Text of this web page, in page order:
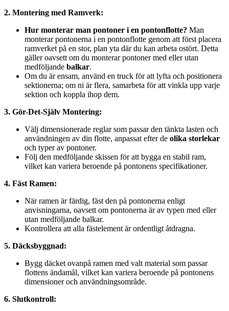
2. Montering med Ramverk:
Hur monterar man pontoner i en pontonflotte? Man
monterar pontonerna i en pontonflotte genom att först placera
ramverket på en stor, plan yta där du kan arbeta ostört. Detta
gäller oavsett om du monterar pontoner med eller utan
medföljande balkar.
Om du är ensam, använd en truck för att lyfta och positionera
sektionerna; om ni är flera, samarbeta för att vinkla upp varje
sektion och koppla ihop dem.
3. Gör-Det-Själv Montering:
Välj dimensionerade reglar som passar den tänkta lasten och
användningen av din flotte, anpassat efter de olika storlekar
och typer av pontoner.
Följ den medföljande skissen för att bygga en stabil ram,
vilket kan variera beroende på pontonens specifikationer.
4. Fäst Ramen:
När ramen är färdig, fäst den på pontonerna enligt
anvisningarna, oavsett om pontonerna är av typen med eller
utan medföljande balkar.
Kontrollera att alla fästelement är ordentligt åtdragna.
5. Däcksbyggnad:
Bygg däcket ovanpå ramen med valt material som passar
flottens ändamål, vilket kan variera beroende på pontonens
dimensioner och användningsområde.
6. Slutkontroll: